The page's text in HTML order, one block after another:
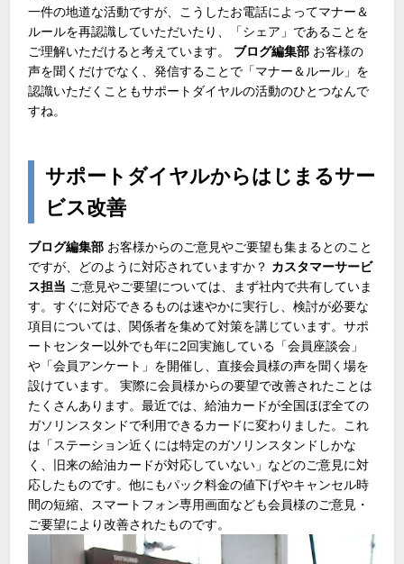
一件の地道な活動ですが、こうしたお電話によってマナー＆
ルールを再認識していただいたり、「シェア」であることを
ご理解いただけると考えています。 ブログ編集部 お客様の
声を聞くだけでなく、発信することで「マナー＆ルール」を
認識いただくこともサポートダイヤルの活動のひとつなんで
すね。
サポートダイヤルからはじまるサー
ビス改善
ブログ編集部 お客様からのご意見やご要望も集まるとのこと
ですが、どのように対応されていますか？ カスタマーサービ
ス担当 ご意見やご要望については、まず社内で共有していま
す。すぐに対応できるものは速やかに実行し、検討が必要な
項目については、関係者を集めて対策を講じています。サポ
ートセンター以外でも年に2回実施している「会員座談会」
や「会員アンケート」を開催し、直接会員様の声を聞く場を
設けています。 実際に会員様からの要望で改善されたことは
たくさんあります。最近では、給油カードが全国ほぼ全ての
ガソリンスタンドで利用できるカードに変わりました。これ
は「ステーション近くには特定のガソリンスタンドしかな
く、旧来の給油カードが対応していない」などのご意見に対
応したものです。他にもパック料金の値下げやキャンセル時
間の短縮、スマートフォン専用画面なども会員様のご意見・
ご要望により改善されたものです。